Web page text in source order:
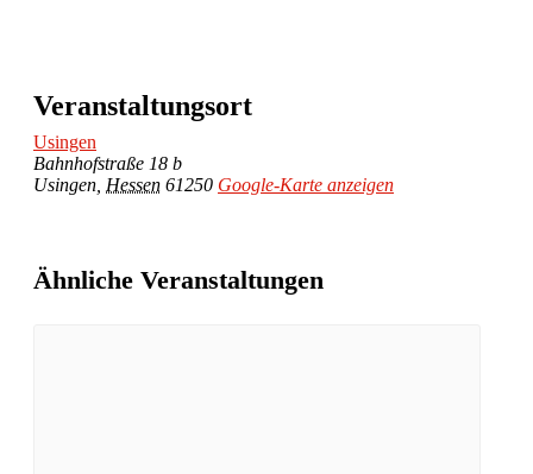
Veranstaltungsort
Usingen
Bahnhofstraße 18 b
Usingen Hessen 61250 Google-Karte anzeigen
Ähnliche Veranstaltungen